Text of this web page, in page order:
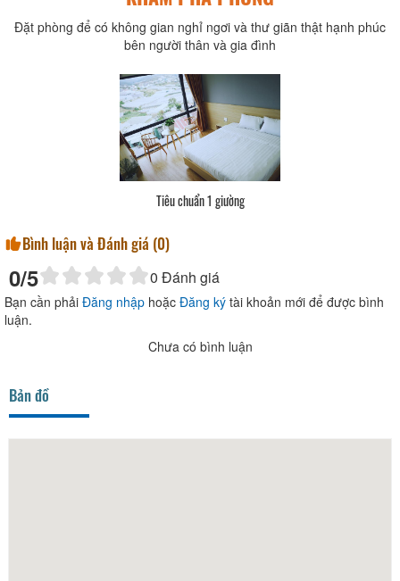
Đặt phòng để có không gian nghỉ ngơi và thư giãn thật hạnh phúc
bên người thân và gia đình
Tiêu chuẩn 1 giường
Bình luận và Đánh giá (0)
0/5 0 Đánh giá
Bạn cần phải Đăng nhập hoặc Đăng ký tài khoản mới để được bình
luận.
Chưa có bình luận
Bản đồ